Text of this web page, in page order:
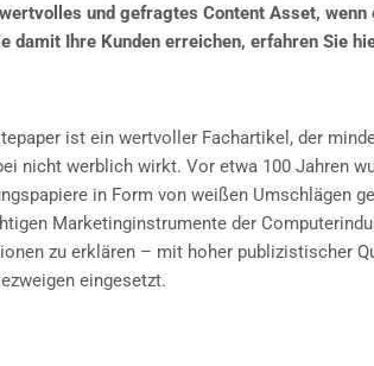
und gefragtes Content Asset,
damit Ihre Kunden erreichen, erfahren Sie
ist ein wertvoller Fachartikel, der
nicht werblich wirkt. Vor etwa 100 Jahren
in Form von weißen Umschlägen
Marketinginstrumente der
zu erklären – mit hoher publizistischer
eingesetzt.